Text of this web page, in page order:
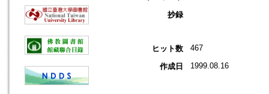
抄録
ヒット数 467
作成日 1999.08.16